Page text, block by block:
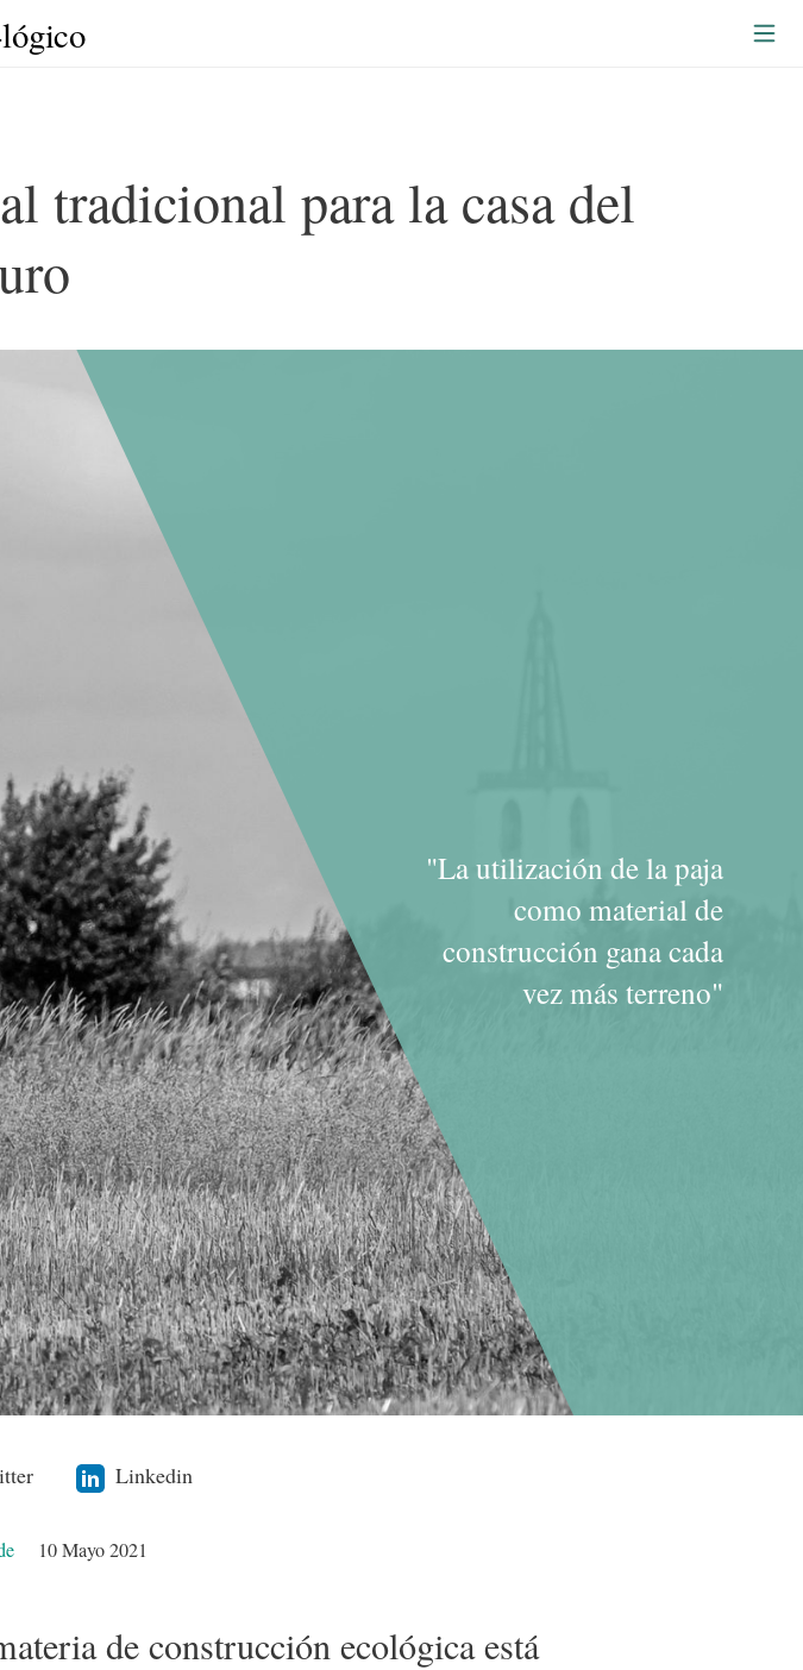
tradicional para la casa del
"La utilización de la paja
como material de
construcción gana cada
vez más terreno"
Linkedin
10 Mayo 2021
de construcción ecológica está